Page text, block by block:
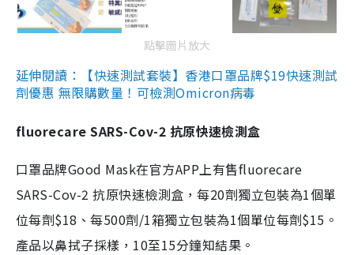
點擊圖片放大
延伸閱讀：【快速測試套裝】香港口罩品牌$19快速測試
劑優惠 無限購數量！可檢測Omicron病毒
fluorecare SARS-Cov-2 抗原快速檢測盒
口罩品牌Good Mask在官方APP上有售fluorecare
SARS-Cov-2 抗原快速檢測盒，每20劑獨立包裝為1個單
位每劑$18、每500劑/1箱獨立包裝為1個單位每劑$15。
產品以鼻拭子採樣，10至15分鐘知結果。